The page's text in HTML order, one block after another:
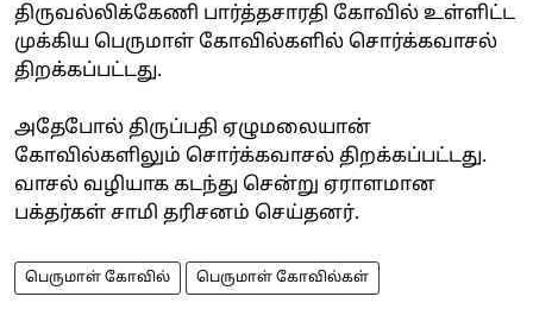
திருவல்லிக்கேணி பார்த்தசாரதி கோவில் உள்ளிட்ட
முக்கிய பெருமாள் கோவில்களில் சொர்க்கவாசல்
திறக்கப்பட்டது.
அதேபோல் திருப்பதி ஏழுமலையான்
கோவில்களிலும் சொர்க்கவாசல் திறக்கப்பட்டது.
வாசல் வழியாக கடந்து சென்று ஏராளமான
பக்தர்கள் சாமி தரிசனம் செய்தனர்.
பெருமாள் கோவில் பெருமாள் கோவில்கள்